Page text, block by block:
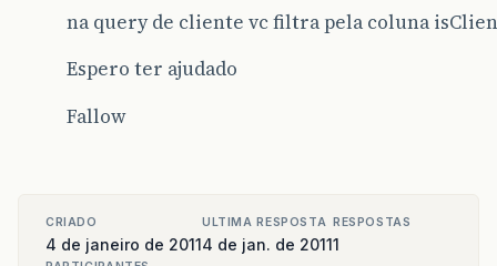
na query de cliente vc filtra pela coluna
Espero ter ajudado
Fallow
CRIADO
4 de janeiro de 2011
ULTIMA RESPOSTA
4 de jan. de 2011
RESPOSTAS
1